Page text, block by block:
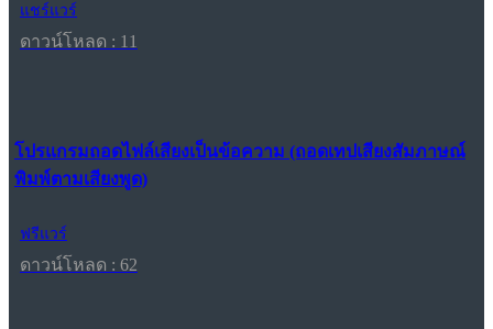
แชร์แวร์
ดาวน์โหลด : 11
โปรแกรมถอดไฟล์เสียงเป็นข้อความ (ถอดเทปเสียงสัมภาษณ์
พิมพ์ตามเสียงพูด)
ฟรีแวร์
ดาวน์โหลด : 62